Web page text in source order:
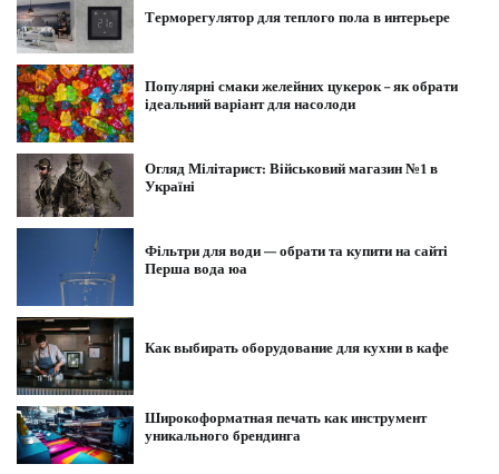
Терморегулятор для теплого пола в интерьере
Популярні смаки желейних цукерок – як обрати
ідеальний варіант для насолоди
Огляд Мілітарист: Військовий магазин №1 в
Україні
Фільтри для води — обрати та купити на сайті
Перша вода юа
Как выбирать оборудование для кухни в кафе
Широкоформатная печать как инструмент
уникального брендинга